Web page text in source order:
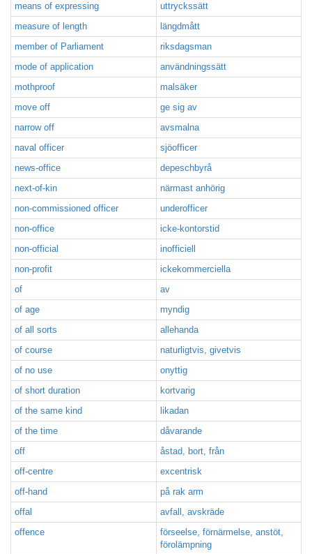
means of expressing
uttryckssätt
measure of length
längdmått
member of Parliament
riksdagsman
mode of application
användningssätt
mothproof
malsäker
move off
ge sig av
narrow off
avsmalna
naval officer
sjöofficer
news-office
depeschbyrå
next-of-kin
närmast anhörig
non-commissioned officer
underofficer
non-office
icke-kontorstid
non-official
inofficiell
non-profit
ickekommerciella
of
av
of age
myndig
of all sorts
allehanda
of course
naturligtvis, givetvis
of no use
onyttig
of short duration
kortvarig
of the same kind
likadan
of the time
dåvarande
off
åstad, bort, från
off-centre
excentrisk
off-hand
på rak arm
offal
avfall, avskräde
offence
förseelse, förnärmelse, anstöt,
förolämpning